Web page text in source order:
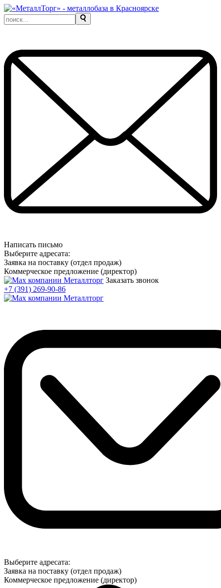
Написать письмо
Выберите адресата:
Заявка на поставку (отдел продаж)
Коммерческое предложение (директор)
Заказать звонок
+7 (391) 269-90-86
Выберите адресата:
Заявка на поставку (отдел продаж)
Коммерческое предложение (директор)